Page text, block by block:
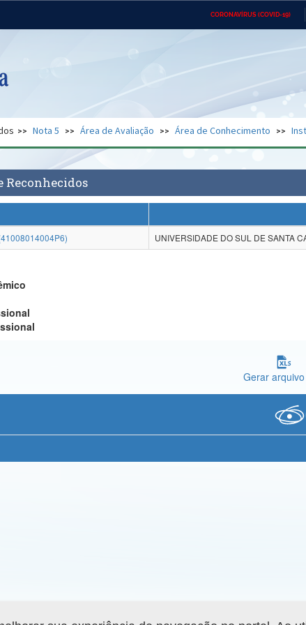
CORONAVÍRUS (COVID-19)
Ministério do Desenvolvimento
Regional
Gabinete de Segurança Advocacia-Geral da União
Nota 5 Área de Avaliação Área de Conhecimento
Reconhecidos
UNIVERSIDADE DO SUL DE SANTA
Gerar